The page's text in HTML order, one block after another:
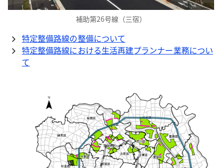
補助第26号線（三宿）
特定整備路線の整備について
特定整備路線における生活再建プランナー業務につい
て